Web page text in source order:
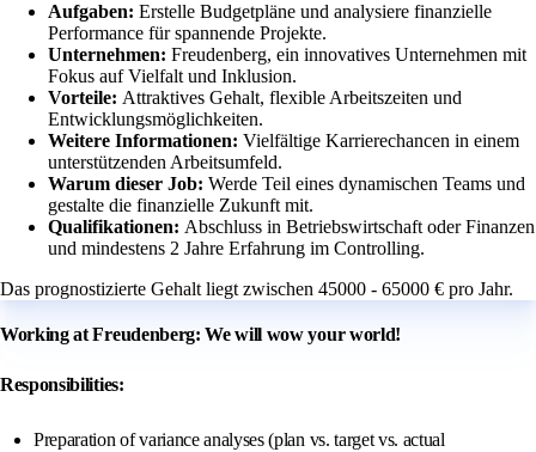
Aufgaben: Erstelle Budgetpläne und analysiere finanzielle
Performance für spannende Projekte.
Unternehmen: Freudenberg, ein innovatives Unternehmen mit
Fokus auf Vielfalt und Inklusion.
Vorteile: Attraktives Gehalt, flexible Arbeitszeiten und
Entwicklungsmöglichkeiten.
Weitere Informationen: Vielfältige Karrierechancen in einem
unterstützenden Arbeitsumfeld.
Warum dieser Job: Werde Teil eines dynamischen Teams und
gestalte die finanzielle Zukunft mit.
Qualifikationen: Abschluss in Betriebswirtschaft oder Finanzen
und mindestens 2 Jahre Erfahrung im Controlling.
Das prognostizierte Gehalt liegt zwischen 45000 - 65000 € pro Jahr.
Working at Freudenberg: We will wow your world!
Responsibilities:
Preparation of variance analyses (plan vs. target vs. actual